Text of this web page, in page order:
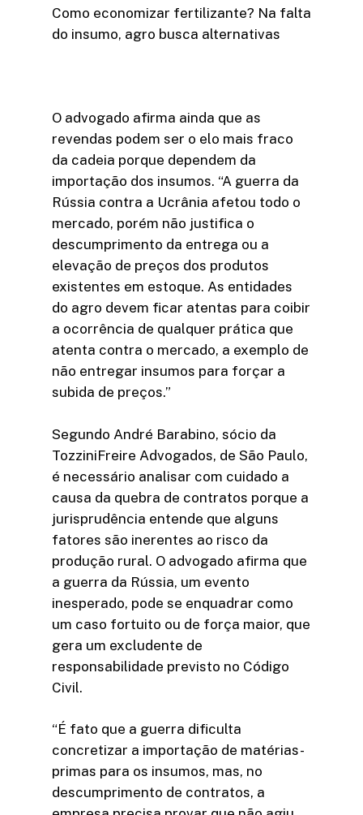
Como economizar fertilizante? Na falta
do insumo, agro busca alternativas
O advogado afirma ainda que as
revendas podem ser o elo mais fraco
da cadeia porque dependem da
importação dos insumos. “A guerra da
Rússia contra a Ucrânia afetou todo o
mercado, porém não justifica o
descumprimento da entrega ou a
elevação de preços dos produtos
existentes em estoque. As entidades
do agro devem ficar atentas para coibir
a ocorrência de qualquer prática que
atenta contra o mercado, a exemplo de
não entregar insumos para forçar a
subida de preços.”
Segundo André Barabino, sócio da
TozziniFreire Advogados, de São Paulo,
é necessário analisar com cuidado a
causa da quebra de contratos porque a
jurisprudência entende que alguns
fatores são inerentes ao risco da
produção rural. O advogado afirma que
a guerra da Rússia, um evento
inesperado, pode se enquadrar como
um caso fortuito ou de força maior, que
gera um excludente de
responsabilidade previsto no Código
Civil.
“É fato que a guerra dificulta
concretizar a importação de matérias-
primas para os insumos, mas, no
descumprimento de contratos, a